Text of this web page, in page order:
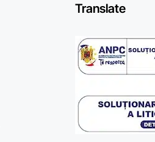
Translate